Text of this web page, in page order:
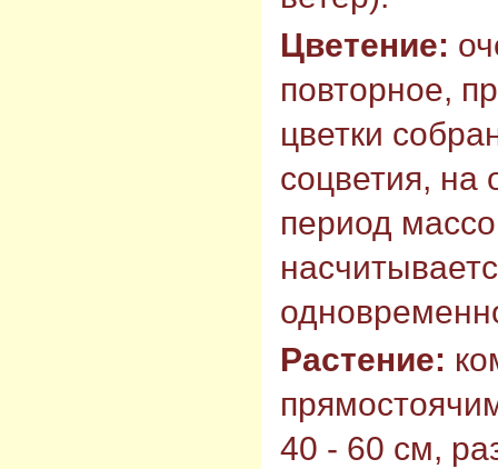
Цветение:
повторное,
цветки
соцветия, на
период
Растение:
40 - 60 см,